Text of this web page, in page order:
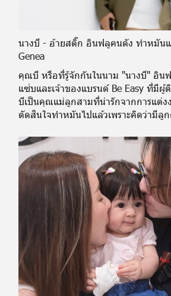
นางบี - อ้ายสติ๊ก อินฟลูคนดัง ทำหมัน
Genea
คุณบี หรือที่รู้จักกันในนาม "นางบี" อินฟ
แซ่บและเจ้าของแบรนด์ Be Easy ที่มี
บีเป็นคุณแม่ลูกสามที่น่ารักจากการแต่ง
ตัดสินใจทำหมันไปแล้วเพราะคิดว่ามีลู